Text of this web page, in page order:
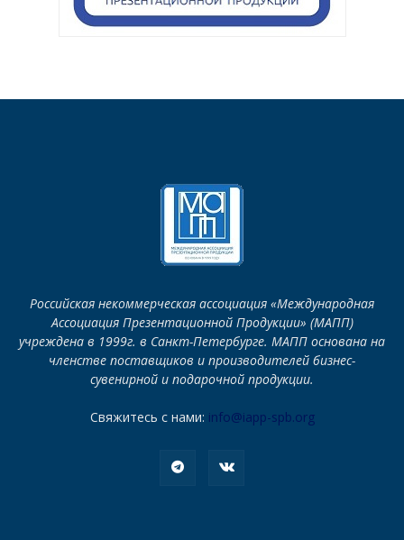
Российская некоммерческая ассоциация «Международная
Ассоциация Презентационной Продукции» (МАПП)
учреждена в 1999г. в Санкт-Петербурге. МАПП основана на
членстве поставщиков и производителей бизнес-
сувенирной и подарочной продукции.
Свяжитесь с нами: info@iapp-spb.org